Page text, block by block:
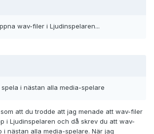
wav-filer i Ljudinspelaren...
i nästan alla media-spelare
att du trodde att jag menade att wav-filer
i Ljudinspelaren och då skrev du att wav-
i nästan alla media-spelare. När jag